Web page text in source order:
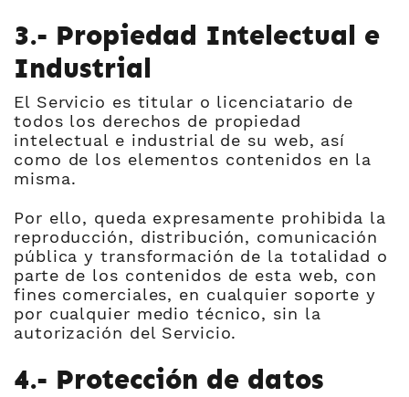
3.- Propiedad Intelectual e
Industrial
El Servicio es titular o licenciatario de
todos los derechos de propiedad
intelectual e industrial de su web, así
como de los elementos contenidos en la
misma.
Por ello, queda expresamente prohibida la
reproducción, distribución, comunicación
pública y transformación de la totalidad o
parte de los contenidos de esta web, con
fines comerciales, en cualquier soporte y
por cualquier medio técnico, sin la
autorización del Servicio.
4.- Protección de datos